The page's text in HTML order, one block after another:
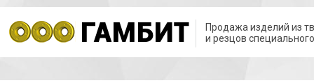
Продажа изделий из
и резцов